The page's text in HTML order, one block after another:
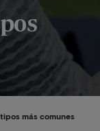
más comunes